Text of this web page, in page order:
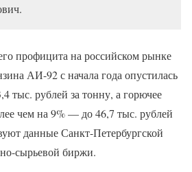
профицита на российском рынке
АИ-92 с начала года опустилась
тыс. рублей за тонну, а горючее
чем на 9% — до 46,7 тыс. рублей
данные Санкт-Петербургской
сырьевой биржи.